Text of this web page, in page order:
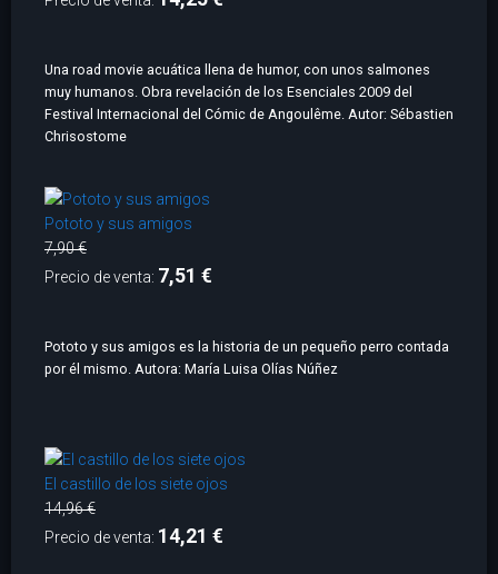
Una road movie acuática llena de humor, con unos salmones
muy humanos. Obra revelación de los Esenciales 2009 del
Festival Internacional del Cómic de Angoulême. Autor: Sébastien
Chrisostome
Pototo y sus amigos
7,90 €
Precio de venta: 7,51 €
Pototo y sus amigos es la historia de un pequeño perro contada
por él mismo. Autora: María Luisa Olías Núñez
El castillo de los siete ojos
14,96 €
Precio de venta: 14,21 €